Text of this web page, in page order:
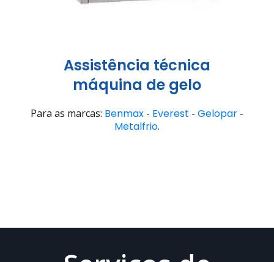
Assistência técnica
máquina de gelo
Para as marcas: Benmax - Everest - Gelopar -
Metalfrio.